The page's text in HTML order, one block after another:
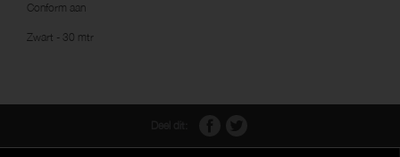
Conform aan
Zwart - 30 mtr